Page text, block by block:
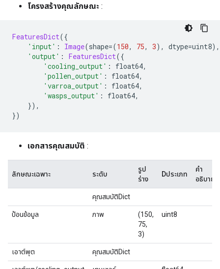
โครงสร้างคุณลักษณะ :
FeaturesDict({
'input' : Image(shape=(150, 75, 3), dtype=uint8),
'output' : FeaturesDict({
'cooling_output' : float64,
'pollen_output' : float64,
'varroa_output' : float64,
'wasps_output' : float64,
}),
})
เอกสารคุณสมบัติ :
ลักษณะเฉพาะ ระดับ
รูป
ร่าง
Dประเภท
คำ
อธิบาย
คุณสมบัติDict
ป้อนข้อมูล ภาพ
(150,
75,
3)
uint8
เอาต์พุต คุณสมบัติDict